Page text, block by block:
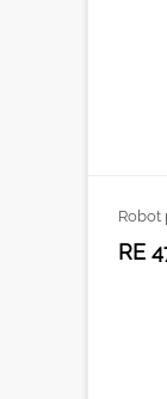
Robot
RE